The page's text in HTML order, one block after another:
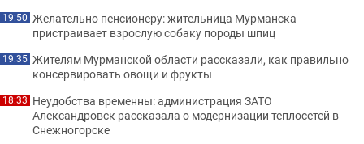
19:50 Желательно пенсионеру: жительница Мурманска
пристраивает взрослую собаку породы шпиц
19:35 Жителям Мурманской области рассказали, как правильно
консервировать овощи и фрукты
18:33 Неудобства временны: администрация ЗАТО
Александровск рассказала о модернизации теплосетей в
Снежногорске